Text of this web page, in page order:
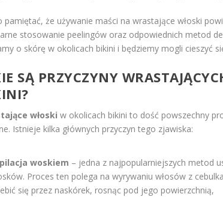
pamiętać, że używanie maści na wrastające włoski
stosowanie peelingów oraz odpowiednich metod
o skórę w okolicach bikini i będziemy mogli cieszyć
SĄ PRZYCZYNY
włoski w okolicach bikini to dość powszechny
Istnieje kilka głównych przyczyn tego zjawiska:
woskiem – jedna z najpopularniejszych metod
Proces ten polega na wyrywaniu włosów z
się przez naskórek, rosnąc pod jego powierzchnią,